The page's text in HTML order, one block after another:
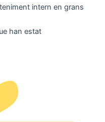
intern en grans
han estat